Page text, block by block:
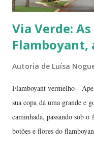
Via Verde:
Flamboyant,
Autoria de Luísa
Flamboyant vermelho -
sua copa dá uma grande e
caminhada, passando sob
botões e flores do